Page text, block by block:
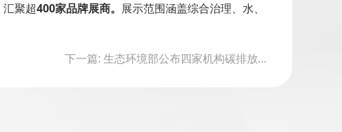
汇聚超400家品牌展商。 展示范围涵盖综合治理、水、
下一篇: 生态环境部公布四家机构碳排放报告数据弄虚作假等典型问题案例！